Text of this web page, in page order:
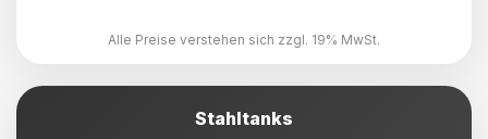
Alle Preise verstehen sich zzgl. 19% MwSt.
Stahltanks